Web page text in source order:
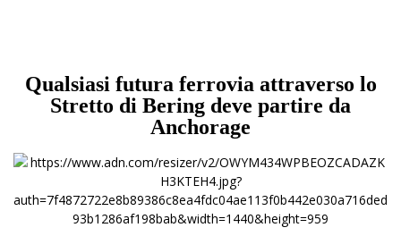
Qualsiasi futura ferrovia attraverso lo
Stretto di Bering deve partire da
Anchorage